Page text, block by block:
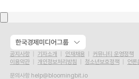
한국경제미디어그룹
공지사항 기자소개 인재채용
커뮤니티 운영정책
이용약관
개인정보처리방침 청소년보호정책
언론
문의사항 help@bloomingbit.io